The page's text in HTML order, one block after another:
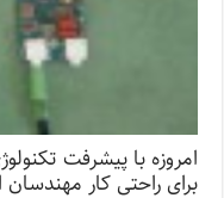
امروزه با پیشرفت
برای راحتی کار